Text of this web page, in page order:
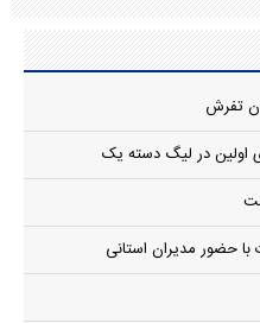
تفرش
اولین در لیگ دسته یک
با حضور مدیران استانی